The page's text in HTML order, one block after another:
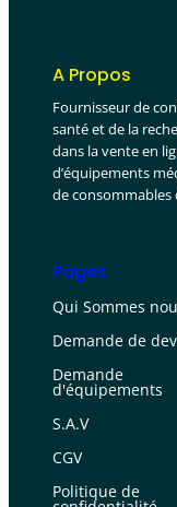
A Propos
Fournisseur de
santé et de la
dans la vente en
d’équipements
de
Pages
Qui Sommes
Demande de
Demande
d'équipements
S.A.V
CGV
Politique de